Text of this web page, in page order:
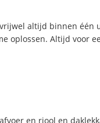
altijd binnen één
oplossen. Altijd voor
en riool en